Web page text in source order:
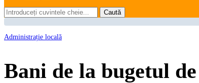
Administrație locală
Bani de la bugetul